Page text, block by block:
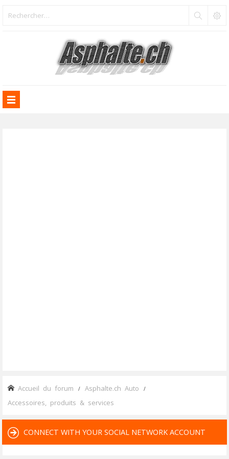
Accueil du forum Asphalte.ch Auto
Accessoires, produits & services
CONNECT WITH YOUR SOCIAL NETWORK ACCOUNT